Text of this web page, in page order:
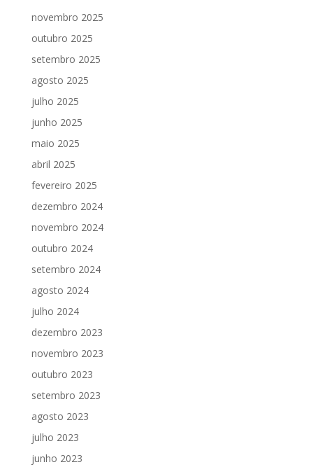
novembro 2025
outubro 2025
setembro 2025
agosto 2025
julho 2025
junho 2025
maio 2025
abril 2025
fevereiro 2025
dezembro 2024
novembro 2024
outubro 2024
setembro 2024
agosto 2024
julho 2024
dezembro 2023
novembro 2023
outubro 2023
setembro 2023
agosto 2023
julho 2023
junho 2023